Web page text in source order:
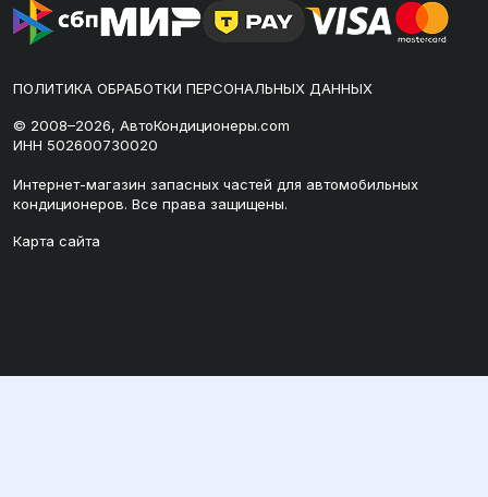
ПОЛИТИКА ОБРАБОТКИ ПЕРСОНАЛЬНЫХ ДАННЫХ
© 2008–2026, АвтоКондиционеры.com
ИНН 502600730020
Интернет-магазин запасных частей для автомобильных
кондиционеров. Все права защищены.
Карта сайта